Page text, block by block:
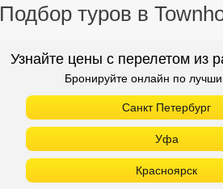
Подбор туров в
Узнайте цены с перелетом из
Бронируйте онлайн по
Санкт Петербург
Уфа
Красноярск